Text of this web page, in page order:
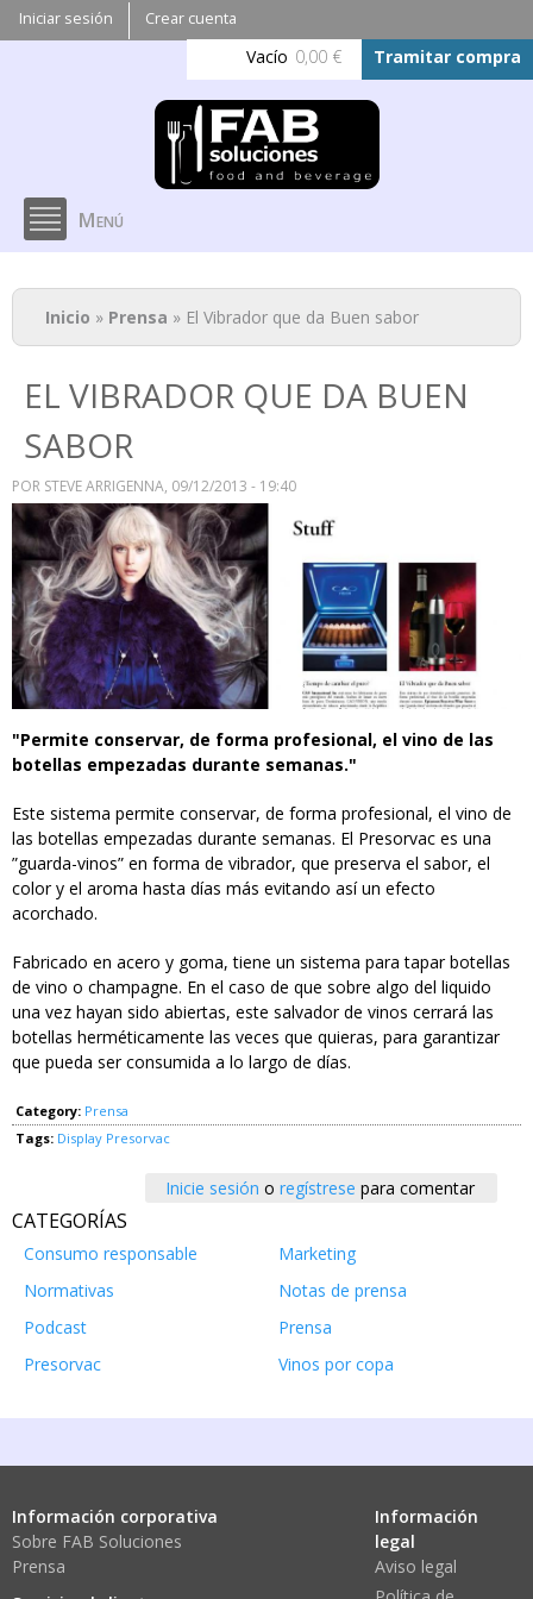
Pasar al
contenido
principal
Iniciar sesión Crear cuenta
Vacío 0,00 € Tramitar compra
Menú
Se encuentra usted aquí
Inicio » Prensa » El Vibrador que da Buen sabor
EL VIBRADOR QUE DA BUEN
SABOR
POR STEVE ARRIGENNA, 09/12/2013 - 19:40
"Permite conservar, de forma profesional, el vino de las
botellas empezadas durante semanas."
Este sistema permite conservar, de forma profesional, el vino de
las botellas empezadas durante semanas. El Presorvac es una
”guarda-vinos” en forma de vibrador, que preserva el sabor, el
color y el aroma hasta días más evitando así un efecto
acorchado.
Fabricado en acero y goma, tiene un sistema para tapar botellas
de vino o champagne. En el caso de que sobre algo del liquido
una vez hayan sido abiertas, este salvador de vinos cerrará las
botellas herméticamente las veces que quieras, para garantizar
que pueda ser consumida a lo largo de días.
Category: Prensa
Tags: Display Presorvac
Inicie sesión o regístrese para comentar
CATEGORÍAS
Consumo responsable
Marketing
Normativas
Notas de prensa
Podcast
Prensa
Presorvac
Vinos por copa
Información corporativa
Sobre FAB Soluciones
Prensa
Información
legal
Aviso legal